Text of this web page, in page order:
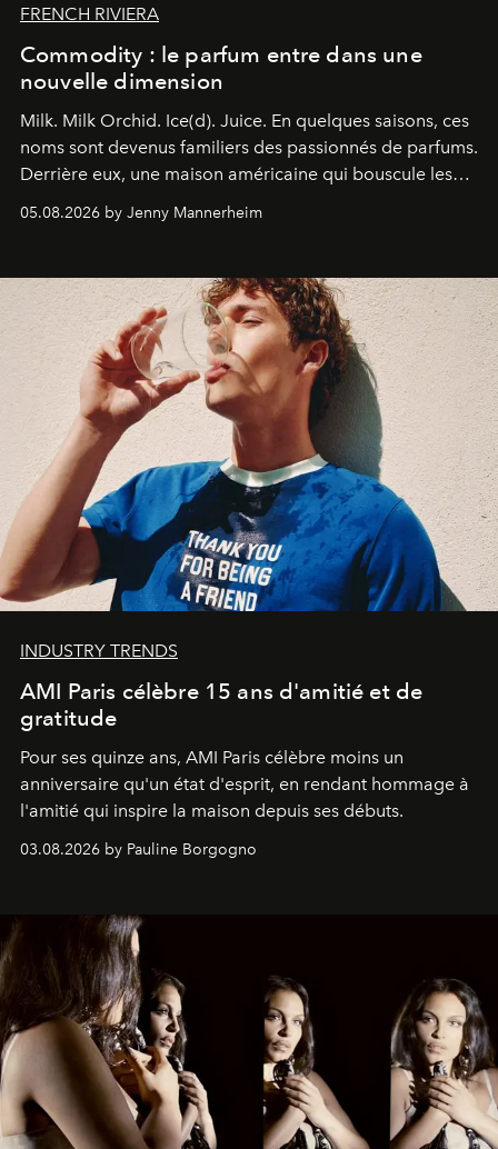
FRENCH RIVIERA
Commodity : le parfum entre dans une
nouvelle dimension
Milk. Milk Orchid. Ice(d). Juice. En quelques saisons, ces
noms sont devenus familiers des passionnés de parfums.
Derrière eux, une maison américaine qui bouscule les
codes de la parfumerie contemporaine en proposant
une approche aussi intuitive que personnelle :
05.08.2026 by Jenny Mannerheim
INDUSTRY TRENDS
AMI Paris célèbre 15 ans d'amitié et de
gratitude
Pour ses quinze ans, AMI Paris célèbre moins un
anniversaire qu'un état d'esprit, en rendant hommage à
l'amitié qui inspire la maison depuis ses débuts.
03.08.2026 by Pauline Borgogno